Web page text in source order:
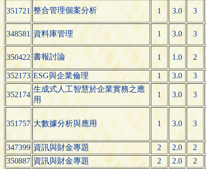
351721 整合管理個案分析 1 3.0 3
348581 資料庫管理 1 3.0 3
350422 書報討論 1 1.0 2
352173 ESG與企業倫理 1 3.0 3
352174
生成式人工智慧於企業實務之應
用
1 3.0 3
351757 大數據分析與應用 1 3.0 3
347399 資訊與財金專題 2 2.0 2
350887 資訊與財金專題 2 2.0 2